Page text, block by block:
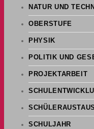
NATUR UND
OBERSTUFE
PHYSIK
POLITIK UND
PROJEKTARBEIT
SCHULJAHR